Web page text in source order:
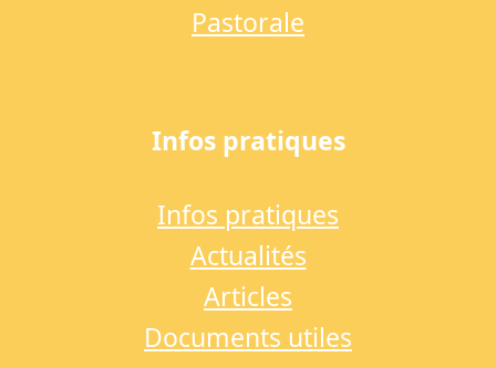
Pastorale
Infos pratiques
Infos pratiques
Actualités
Articles
Documents utiles